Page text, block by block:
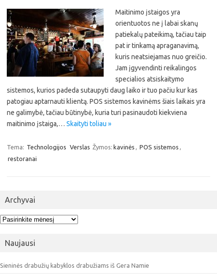
Maitinimo įstaigos yra
orientuotos ne į labai skanų
patiekalų pateikimą, tačiau taip
pat ir tinkamą apraganavimą,
kuris neatsiejamas nuo greičio.
Jam įgyvendinti reikalingos
specialios atsiskaitymo
sistemos, kurios padeda sutaupyti daug laiko ir tuo pačiu kur kas
patogiau aptarnauti klientą. POS sistemos kavinėms šiais laikais yra
ne galimybė, tačiau būtinybė, kuria turi pasinaudoti kiekviena
maitinimo įstaiga,… Skaityti toliau »
Tema: Technologijos Verslas Žymos: kavinės , POS sistemos ,
restoranai
Archyvai
Archyvai
Naujausi
Sieninės drabužių kabyklos drabužiams iš Gera Namie